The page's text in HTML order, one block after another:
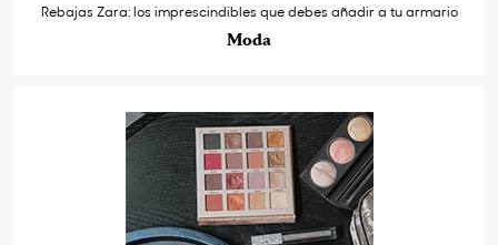
Rebajas Zara: los imprescindibles que debes añadir a tu armario
Moda